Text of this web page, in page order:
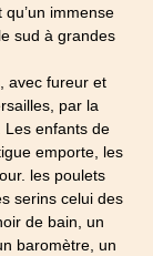
immense
sud à grandes
avec fureur et
par la
Les enfants de
emporte, les
les poulets
serins celui des
de bain, un
baromètre, un